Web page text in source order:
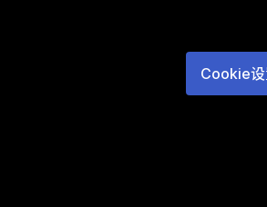
Cookie设